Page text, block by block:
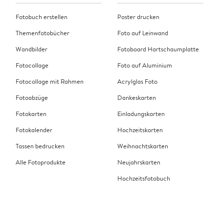
Fotobuch erstellen
Themenfotobücher
Wandbilder
Fotocollage
Fotocollage mit Rahmen
Fotoabzüge
Fotokarten
Fotokalender
Tassen bedrucken
Alle Fotoprodukte
Poster drucken
Foto auf Leinwand
Fotoboard Hartschaumplatte
Foto auf Aluminium
Acrylglas Foto
Dankeskarten
Einladungskarten
Hochzeitskarten
Weihnachtskarten
Neujahrskarten
Hochzeitsfotobuch